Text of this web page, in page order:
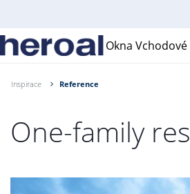
Okna
Inspirace Reference
One-family